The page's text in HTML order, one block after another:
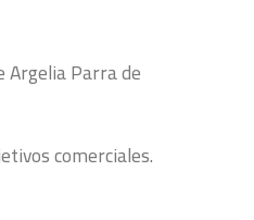
Parra de
comerciales.